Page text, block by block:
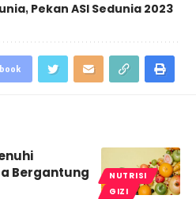
, Pekan ASI Sedunia 2023
NUTRISI
GIZI
Bergantung